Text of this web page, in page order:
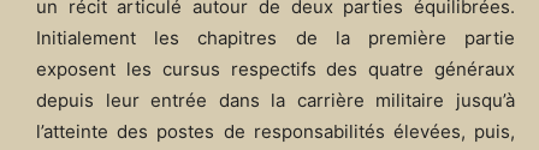
un récit articulé autour de deux parties équilibrées.
Initialement les chapitres de la première partie
exposent les cursus respectifs des quatre généraux
depuis leur entrée dans la carrière militaire jusqu’à
l’atteinte des postes de responsabilités élevées, puis,